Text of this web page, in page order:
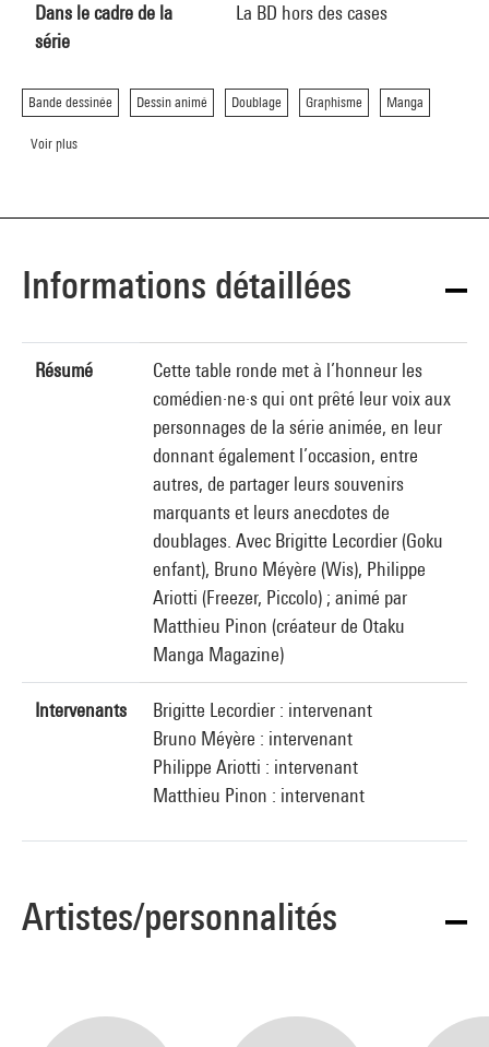
Dans le cadre de la
série
La BD hors des cases
Bande dessinée Dessin animé Doublage Graphisme Manga
Voir plus
Informations détaillées
Résumé
Cette table ronde met à l’honneur les
comédien·ne·s qui ont prêté leur voix aux
personnages de la série animée, en leur
donnant également l’occasion, entre
autres, de partager leurs souvenirs
marquants et leurs anecdotes de
doublages. Avec Brigitte Lecordier (Goku
enfant), Bruno Méyère (Wis), Philippe
Ariotti (Freezer, Piccolo) ; animé par
Matthieu Pinon (créateur de Otaku
Manga Magazine)
Intervenants
Brigitte Lecordier : intervenant
Bruno Méyère : intervenant
Philippe Ariotti : intervenant
Matthieu Pinon : intervenant
Artistes/personnalités